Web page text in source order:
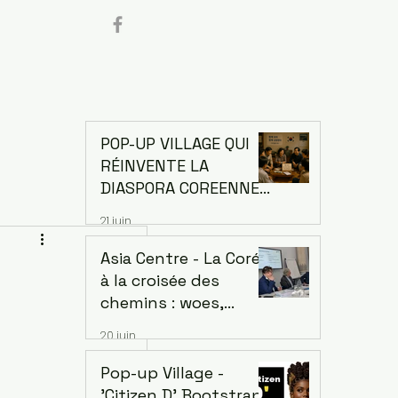
POP-UP VILLAGE QUI
RÉINVENTE LA
DIASPORA COREENNE.
changé le monde
grâce à sa diaspora —
et ce que l'Afrique
peut en apprendre
21 juin
Asia Centre - La Corée
à la croisée des
chemins : woes,
économie singulière.
Dr. Jaehoon Yoo,
économiste et ancien
20 juin
Pop-up Village -